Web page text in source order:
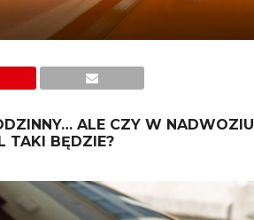
ALE CZY W NADWOZIU
TAKI BĘDZIE?